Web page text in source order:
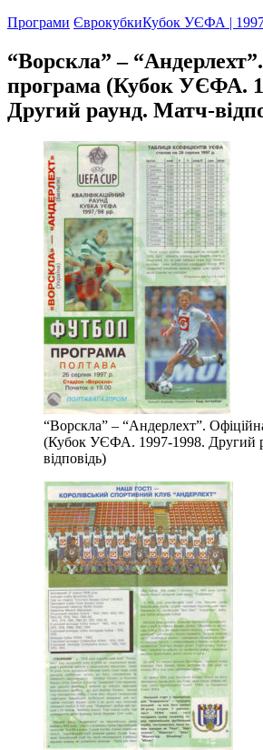
Програми ЄврокубкиКубок УЄФА |
“Ворскла” –
програма (Кубок УЄФА.
Другий раунд. Матч-
“Ворскла” – “Андерлехт”.
(Кубок УЄФА. 1997-1998. Другий
відповідь)